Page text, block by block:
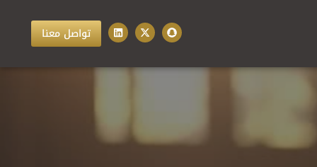
تواصل معنا